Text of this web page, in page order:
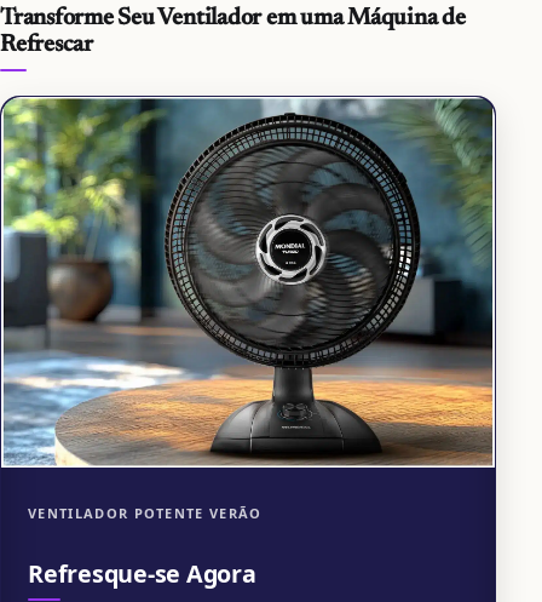
Transforme Seu Ventilador em uma Máquina de
Refrescar
VENTILADOR POTENTE VERÃO
Refresque-se Agora